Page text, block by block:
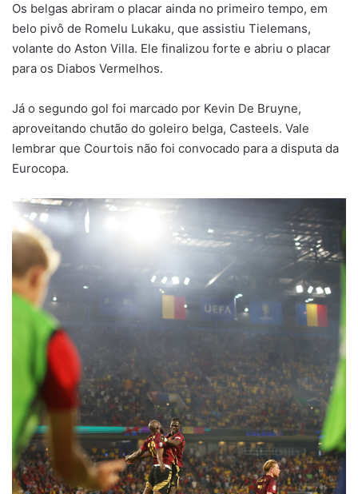
Os belgas abriram o placar ainda no primeiro tempo, em
belo pivô de Romelu Lukaku, que assistiu Tielemans,
volante do Aston Villa. Ele finalizou forte e abriu o placar
para os Diabos Vermelhos.
Já o segundo gol foi marcado por Kevin De Bruyne,
aproveitando chutão do goleiro belga, Casteels. Vale
lembrar que Courtois não foi convocado para a disputa da
Eurocopa.